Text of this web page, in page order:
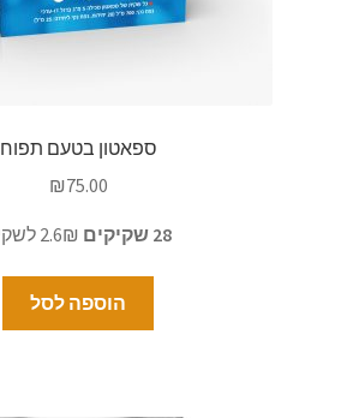
ספאטון בטעם תפוח
₪75.00
28 שקיקים
הוספה לסל